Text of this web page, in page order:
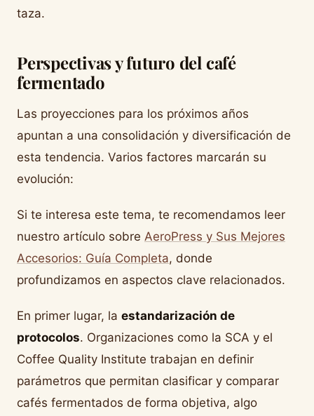
taza.
Perspectivas y futuro del café
fermentado
Las proyecciones para los próximos años
apuntan a una consolidación y diversificación de
esta tendencia. Varios factores marcarán su
evolución:
Si te interesa este tema, te recomendamos leer
nuestro artículo sobre AeroPress y Sus Mejores
Accesorios: Guía Completa, donde
profundizamos en aspectos clave relacionados.
En primer lugar, la estandarización de
protocolos. Organizaciones como la SCA y el
Coffee Quality Institute trabajan en definir
parámetros que permitan clasificar y comparar
cafés fermentados de forma objetiva, algo